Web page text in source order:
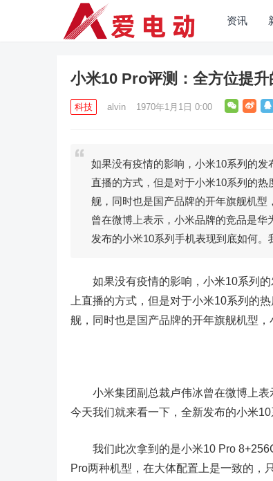
资讯
小米10 Pro评测：全方位提
科技 alvin 1970年1月1日 0:00
如果没有疫情的影响，小米10系列的
直播的方式，但是对于小米10系列的
舰，同时也是国产品牌的开年旗舰机
曾在微博上表示，小米品牌的竞品是
发布的小米10系列手机表现到底如何
如果没有疫情的影响，小米10系列的
上直播的方式，但是对于小米10系列的
舰，同时也是国产品牌的开年旗舰机型
小米集团副总裁卢伟冰曾在微博上表
今天我们就来看一下，全新发布的小米10
我们此次拿到的是小米10 Pro
Pro两种机型，在大体配置上是一致的，